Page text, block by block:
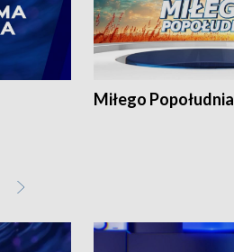
Miłego Popołudnia